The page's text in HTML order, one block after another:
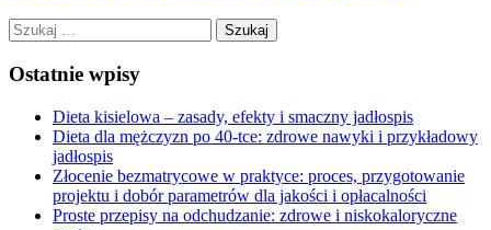
Szukaj:
Ostatnie wpisy
Dieta kisielowa – zasady, efekty i smaczny jadłospis
Dieta dla mężczyzn po 40-tce: zdrowe nawyki i przykładowy
jadłospis
Złocenie bezmatrycowe w praktyce: proces, przygotowanie
projektu i dobór parametrów dla jakości i opłacalności
Proste przepisy na odchudzanie: zdrowe i niskokaloryczne